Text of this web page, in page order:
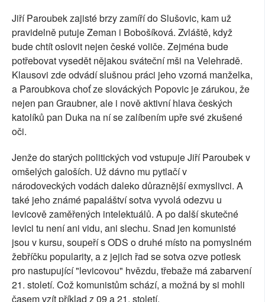
Jiří Paroubek zajisté brzy zamíří do Slušovic, kam už
pravidelně putuje Zeman i Bobošíková. Zvláště, když
bude chtít oslovit nejen české voliče. Zejména bude
potřebovat vysedět nějakou sváteční mši na Velehradě.
Klausovi zde odvádí slušnou práci jeho vzorná manželka,
a Paroubkova choť ze slováckých Popovic je zárukou, že
nejen pan Graubner, ale i nově aktivní hlava českých
katolíků pan Duka na ní se zalíbením upře své zkušené
oči.
Jenže do starých politických vod vstupuje Jiří Paroubek v
omšelých galoších. Už dávno mu pytlačí v
národoveckých vodách daleko důraznější exmyslivci. A
také jeho známé papaláštví sotva vyvolá odezvu u
levicově zaměřených intelektuálů. A po další skutečné
levici tu není ani vidu, ani slechu. Snad jen komunisté
jsou v kursu, soupeří s ODS o druhé místo na pomyslném
žebříčku popularity, a z jejich řad se sotva ozve potlesk
pro nastupující "levicovou" hvězdu, třebaže má zabarvení
21. století. Což komunistům schází, a možná by si mohli
časem vzít příklad z 09 a 21. století.